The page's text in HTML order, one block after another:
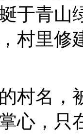
于青山
村里
村名，
心，只